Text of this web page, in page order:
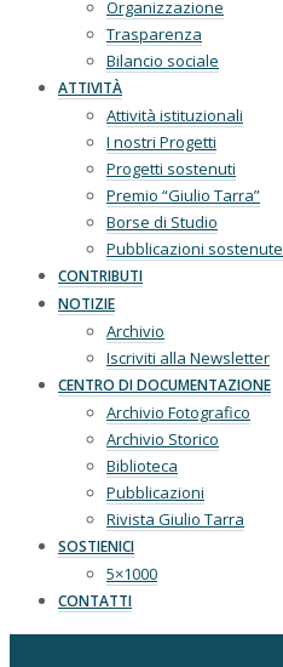
Organizzazione
Trasparenza
Bilancio sociale
ATTIVITÀ
Attività istituzionali
I nostri Progetti
Progetti sostenuti
Premio “Giulio Tarra”
Borse di Studio
Pubblicazioni sostenute
CONTRIBUTI
NOTIZIE
Archivio
Iscriviti alla Newsletter
CENTRO DI DOCUMENTAZIONE
Archivio Fotografico
Archivio Storico
Biblioteca
Pubblicazioni
Rivista Giulio Tarra
SOSTIENICI
5×1000
CONTATTI